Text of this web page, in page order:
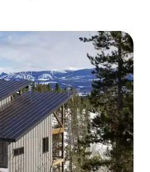
arasında